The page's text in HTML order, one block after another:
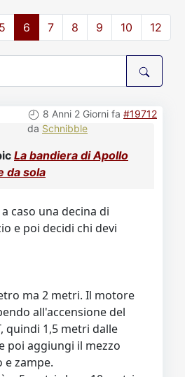
5 6 7 8 9 10 12
8 Anni 2 Giorni fa #19712
da Schnibble
La bandiera di Apollo
da sola
caso una decina di
e poi decidi chi devi
ma 2 metri. Il motore
all'accensione del
quindi 1,5 metri dalle
poi aggiungi il mezzo
zampe.